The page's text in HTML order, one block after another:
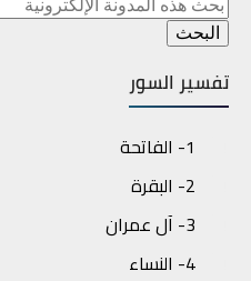
تفسير السور
1- الفاتحة
2- البقرة
3- آل عمران
4- النساء